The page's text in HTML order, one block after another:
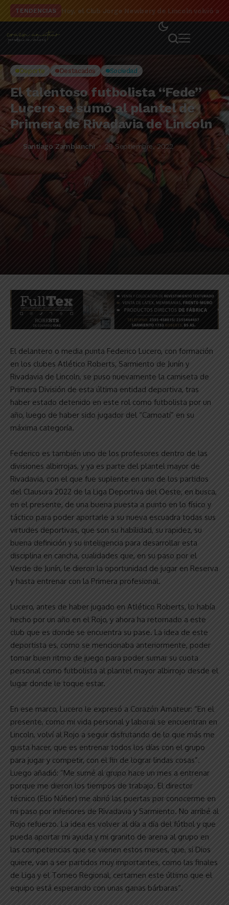
TENDENCIAS El detalle de la campaña de El Linqueño en el
Deporte Destacados Sociedad
El talentoso futbolista “Fede”
Lucero se sumó al plantel de
Primera de Rivadavia de Lincoln
Santiago Zambianchi 29 Septiembre, 2022
El delantero o media punta Federico Lucero, con formación
en los clubes Atlético Roberts, Sarmiento de Junín y
Rivadavia de Lincoln, se puso nuevamente la camiseta de
Primera División de esta última entidad deportiva, tras
haber estado detenido en este rol como futbolista por un
año, luego de haber sido jugador del “Camoatí” en su
máxima categoría.
Federico es también uno de los profesores dentro de las
divisiones albirrojas, y ya es parte del plantel mayor de
Rivadavia, con el que fue suplente en uno de los partidos
del Clausura 2022 de la Liga Deportiva del Oeste, en busca,
en el presente, de una buena puesta a punto en lo físico y
táctico para poder aportarle a su nueva escuadra todas sus
virtudes deportivas, que son su habilidad, su rapidez, su
buena definición y su inteligencia para desarrollar esta
disciplina en cancha, cualidades que, en su paso por el
Verde de Junín, le dieron la oportunidad de jugar en Reserva
y hasta entrenar con la Primera profesional.
Lucero, antes de haber jugado en Atlético Roberts, lo había
hecho por un año en el Rojo, y ahora ha retornado a este
club que es donde se encuentra su pase. La idea de este
deportista es, como se mencionaba anteriormente, poder
tomar buen ritmo de juego para poder sumar su cuota
personal como futbolista al plantel mayor albirrojo desde el
lugar donde le toque estar.
En ese marco, Lucero le expresó a Corazón Amateur: “En el
presente, como mi vida personal y laboral se encuentran en
Lincoln, volví al Rojo a seguir disfrutando de lo que más me
gusta hacer, que es entrenar todos los días con el grupo
para jugar y competir, con el fin de lograr lindas cosas”.
Luego añadió: “Me sumé al grupo hace un mes a entrenar
porque me dieron los tiempos de trabajo. El director
técnico (Elio Núñer) me abrió las puertas por conocerme en
mi paso por inferiores de Rivadavia y Sarmiento. No arribé al
Rojo refuerzo. La idea es volver al día a día del fútbol y que
pueda aportar mi ayuda y mi granito de arena al grupo en
las competencias que se vienen estos meses, que, si Dios
quiere, van a ser partidos muy importantes, como las finales
de Liga y el Torneo Regional, certamen este último que el
equipo está esperando con unas ganas bárbaras”.